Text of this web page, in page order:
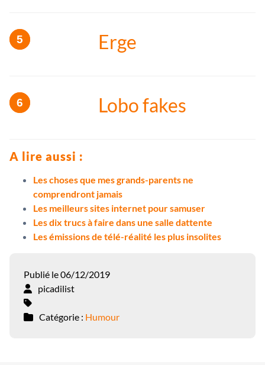
Erge
Lobo fakes
A lire aussi :
Les choses que mes grands-parents ne
comprendront jamais
Les meilleurs sites internet pour samuser
Les dix trucs à faire dans une salle dattente
Les émissions de télé-réalité les plus insolites
Publié le 06/12/2019
picadilist
Catégorie : Humour